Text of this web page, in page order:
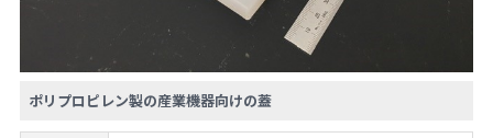
ポリプロピレン製の産業機器向けの蓋